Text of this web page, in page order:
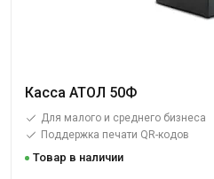
Касса АТОЛ 50Ф
Для малого и среднего бизнеса
Поддержка печати QR-кодов
Товар в наличии